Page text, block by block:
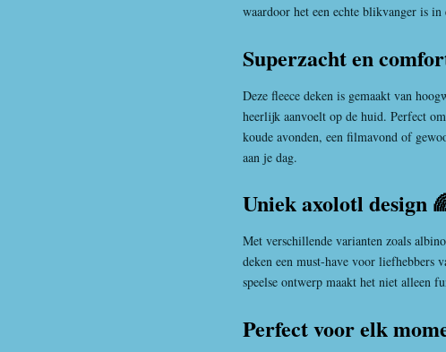
waardoor het een echte blikvanger is
Superzacht en
Deze fleece deken is gemaakt van
heerlijk aanvoelt op de huid. Perfect
koude avonden, een filmavond of
aan je dag.
Uniek axolotl design
Met verschillende varianten zoals
deken een must-have voor liefhebbers
speelse ontwerp maakt het niet alleen
Perfect voor elk